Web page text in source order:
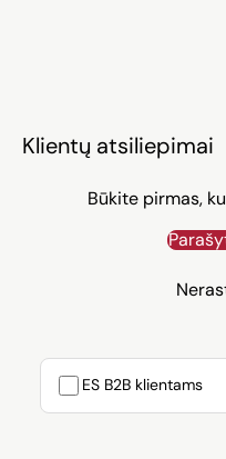
Klientų atsiliepimai
Būkite pirmas,
ES B2B klientams